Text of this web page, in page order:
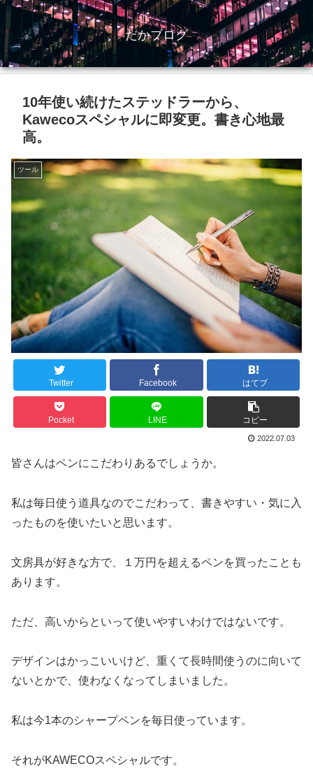
だかブログ
10年使い続けたステッドラーから、
Kawecoスペシャルに即変更。書き心地最
高。
ツール
Twitter Facebook はてブ
Pocket LINE コピー
2022.07.03
皆さんはペンにこだわりあるでしょうか。
私は毎日使う道具なのでこだわって、書きやすい・気に入
ったものを使いたいと思います。
文房具が好きな方で、１万円を超えるペンを買ったことも
あります。
ただ、高いからといって使いやすいわけではないです。
デザインはかっこいいけど、重くて長時間使うのに向いて
ないとかで、使わなくなってしまいました。
私は今1本のシャープペンを毎日使っています。
それがKAWECOスペシャルです。